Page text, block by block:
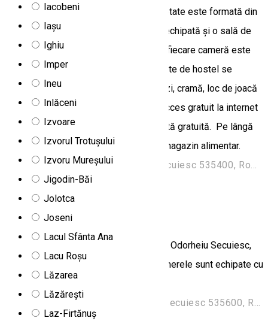
Iacobeni
Iașu
Ighiu
Imper
Ineu
Inlăceni
Izvoare
Izvorul Trotușului
Izvoru Mureșului
Jigodin-Băi
Jolotca
Joseni
Lacul Sfânta Ana
Lacu Roșu
Lăzarea
Lăzărești
Laz-Firtănuș
programe, evenimente. Această proprietate este formată din
2 clădiri, fiecare dotată cu o bucătărie echipată și o sală de
mese. Avem camere cu 3, 4 și 5 paturi, fiecare cameră este
dotată cu baie proprie. Facilitățile oferite de hostel se
numără: un grătar în aer liber, spații verzi, cramă, loc de joacă
pentru copii. Oaspeții beneficiază de acces gratuit la internet
Wifi. Proprietatea asigură parcare privată gratuită. Pe lângă
hostel, se află o brutărie și la 10 m un magazin alimentar.
Strada Orbán Balázs 16, Cristuru Secuiesc 535400, Romania
Hostel
Hostel Tranzit
Hotel-Hostel Tranzit un motel in centrul Odorheiu Secuiesc,
putem caza 44 de persoane. Toate camerele sunt echipate cu